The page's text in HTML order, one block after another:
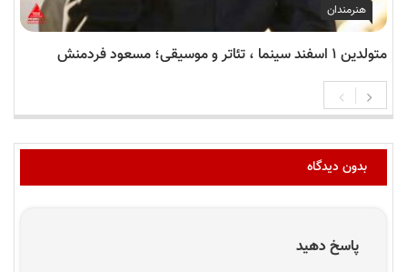
هنرمندان
متولدین ۱ اسفند سینما ، تئاتر و موسیقی؛ مسعود فردمنش
بدون دیدگاه
پاسخ دهید